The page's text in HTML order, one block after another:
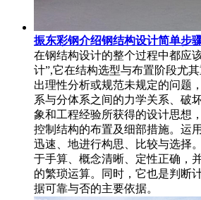
振东彩钢介绍钢结构设计简单步
在钢结构设计的整个过程中都应
计”,它在结构选型与布置阶段尤
出理性分析或规范未规定的问题
系与分体系之间的力学关系、破
象和工程经验所获得的设计思想
控制结构的布置及细部措施。运
迅速、地进行构思、比较与选择
于手算、概念清晰、定性正确，
的繁琐运算。同时，它也是判断
据可靠与否的主要依据。